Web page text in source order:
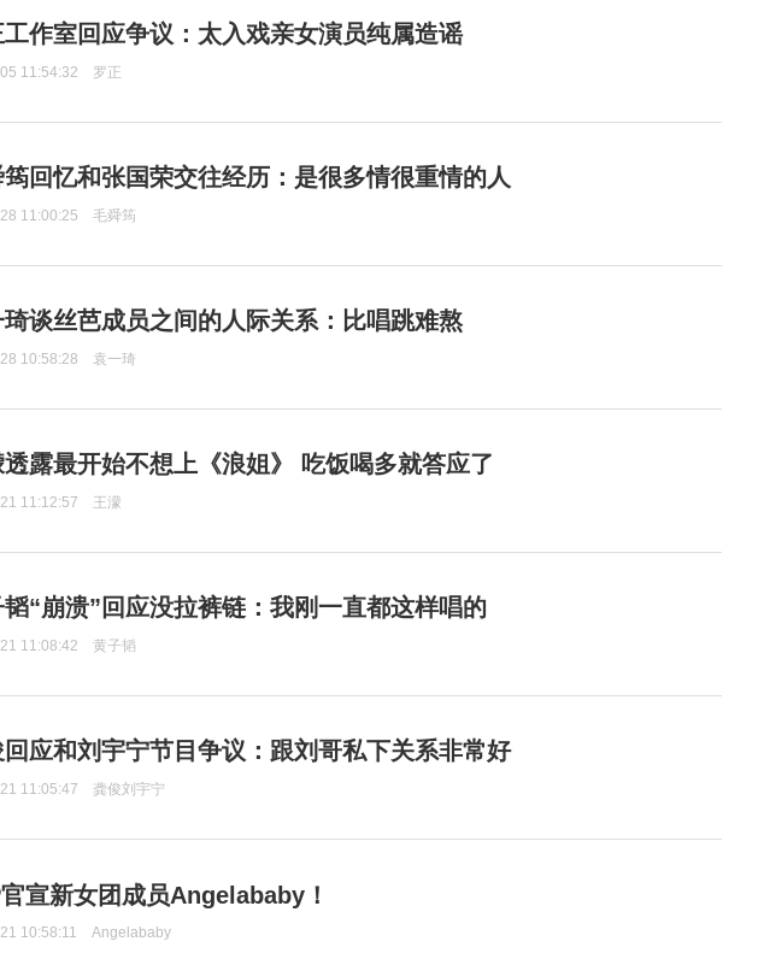
工作室回应争议：太入戏亲女演员纯属造谣
11:54:32 罗正
回忆和张国荣交往经历：是很多情很重情的人
11:00:25 毛舜筠
谈丝芭成员之间的人际关系：比唱跳难熬
10:58:28 袁一琦
透露最开始不想上《浪姐》 吃饭喝多就答应了
11:12:57 王濛
“崩溃”回应没拉裤链：我刚一直都这样唱的
11:08:42 黄子韬
应和刘宇宁节目争议：跟刘哥私下关系非常好
11:05:47 龚俊刘宇宁
宣新女团成员Angelababy！
10:58:11 Angelababy